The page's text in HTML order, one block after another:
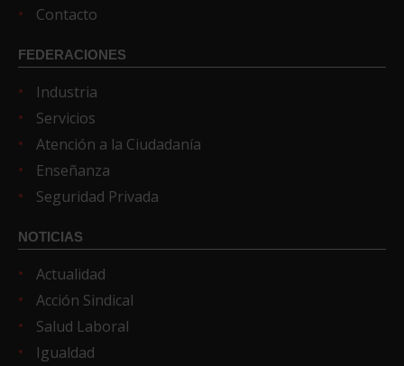
Contacto
FEDERACIONES
Industria
Servicios
Atención a la Ciudadanía
Enseñanza
Seguridad Privada
NOTICIAS
Actualidad
Acción Sindical
Salud Laboral
Igualdad